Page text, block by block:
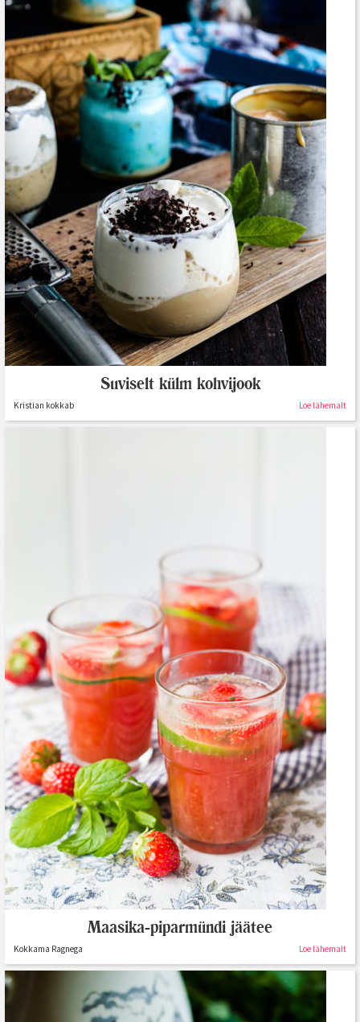
Suviselt külm kohvijook
Kristian kokkab Loe lähemalt
Maasika-piparmündi jäätee
Kokkama Ragnega Loe lähemalt